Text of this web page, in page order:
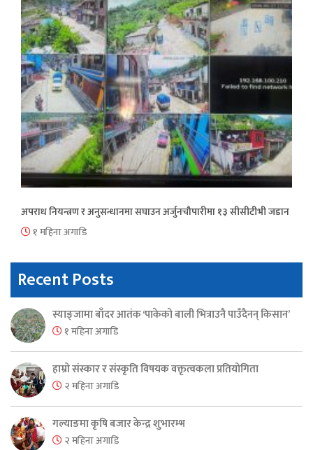
अपराध नियन्त्रण र अनुसन्धानमा सघाउन अर्जुनचौपारीमा १३ सीसीटीभी जडान
१ महिना अगाडि
Recent Posts
स्याङ्जामा बाँदर आतंक ‘पाकेको बाली भित्राउनै पाउँदैनन् किसान’
१ महिना अगाडि
हाम्रो संस्कार र संस्कृति विषयक वक्तृत्वकला प्रतियोगिता
२ महिना अगाडि
गल्याङमा कृषि बजार केन्द्र शुभारम्भ
२ महिना अगाडि